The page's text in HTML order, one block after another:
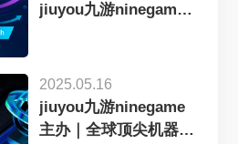
jiuyou九游ninegame
2025.05.16
jiuyou九游ninegame
主办｜全球顶尖机器人